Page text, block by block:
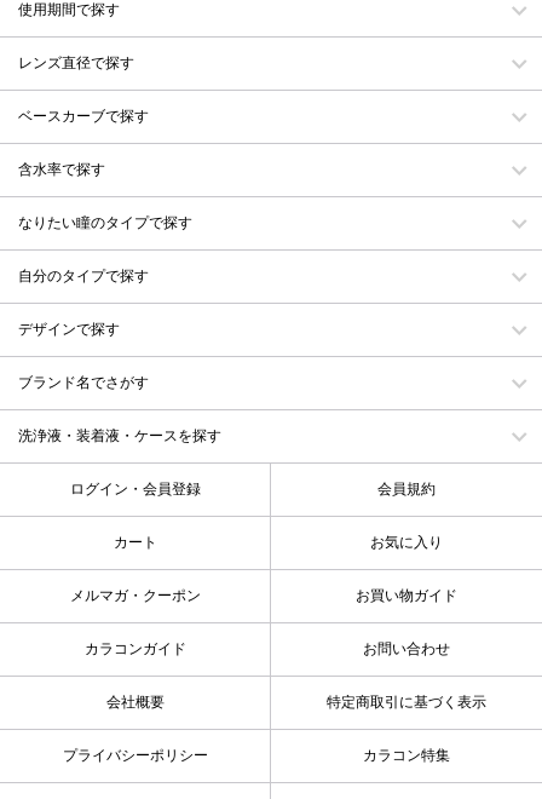
使用期間で探す
レンズ直径で探す
ベースカーブで探す
含水率で探す
なりたい瞳のタイプで探す
自分のタイプで探す
デザインで探す
ブランド名でさがす
洗浄液・装着液・ケースを探す
ログイン・会員登録 会員規約
カート お気に入り
メルマガ・クーポン お買い物ガイド
カラコンガイド お問い合わせ
会社概要 特定商取引に基づく表示
プライバシーポリシー カラコン特集